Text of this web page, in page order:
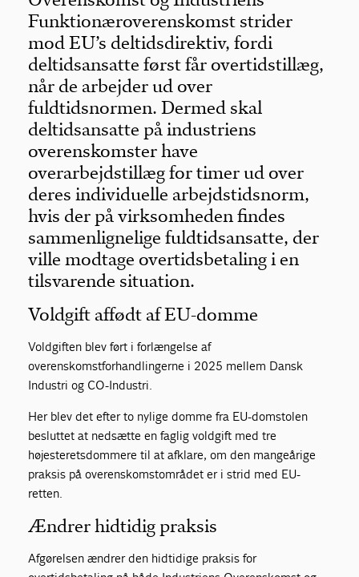
Funktionæroverenskomst strider
mod EU’s deltidsdirektiv, fordi
deltidsansatte først får overtidstillæg,
når de arbejder ud over
fuldtidsnormen. Dermed skal
deltidsansatte på industriens
overenskomster have
overarbejdstillæg for timer ud over
deres individuelle arbejdstidsnorm,
hvis der på virksomheden findes
sammenlignelige fuldtidsansatte, der
ville modtage overtidsbetaling i en
tilsvarende situation.
Voldgift affødt af EU-domme
Voldgiften blev ført i forlængelse af
overenskomstforhandlingerne i 2025 mellem Dansk
Industri og CO-Industri.
Her blev det efter to nylige domme fra EU-domstolen
besluttet at nedsætte en faglig voldgift med tre
højesteretsdommere til at afklare, om den mangeårige
praksis på overenskomstområdet er i strid med EU-
retten.
Ændrer hidtidig praksis
Afgørelsen ændrer den hidtidige praksis for